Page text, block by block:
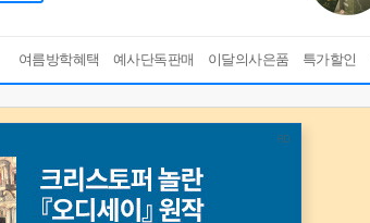
여름방학혜택 예사단독판매 이달의사은품 특가할인